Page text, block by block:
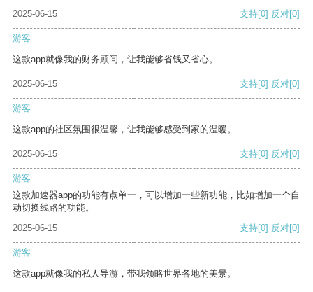
2025-06-15
支持[0] 反对[0]
游客
这款app就像我的财务顾问，让我能够省钱又省心。
2025-06-15 支持[0] 反对[0]
游客
这款app的社区氛围很温馨，让我能够感受到家的温暖。
2025-06-15 支持[0] 反对[0]
游客
这款加速器app的功能有点单一，可以增加一些新功能，比如增加一个自
动切换线路的功能。
2025-06-15
支持[0] 反对[0]
游客
这款app就像我的私人导游，带我领略世界各地的美景。